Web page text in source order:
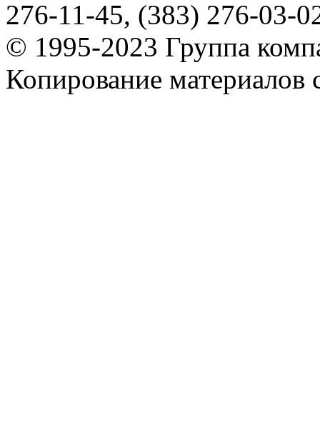
276-11-45, (383) 276-03-
© 1995-2023 Группа
Копирование материалов